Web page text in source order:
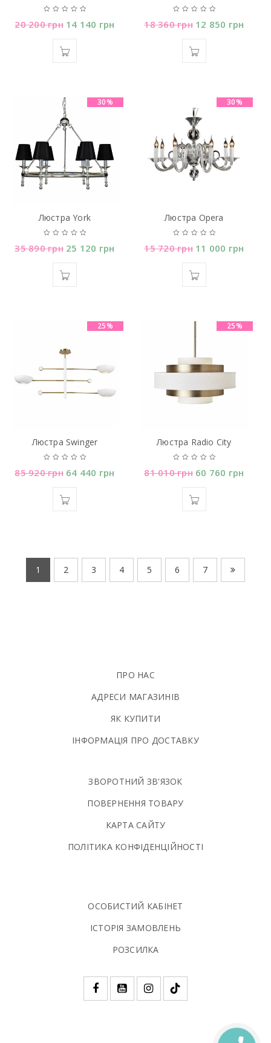
20 200грн 14 140 грн 18 360грн 12 850 грн
30%
Люстра York
35 890грн 25 120 грн
30%
Люстра Opera
15 720грн 11 000 грн
25%
Люстра Swinger
85 920грн 64 440 грн
25%
Люстра Radio City
81 010грн 60 760 грн
1 2 3 4 5 6 7
ПРО НАС
АДРЕСИ МАГАЗИНІВ
ЯК КУПИТИ
ІНФОРМАЦІЯ ПРО ДОСТАВКУ
ЗВОРОТНИЙ ЗВ'ЯЗОК
ПОВЕРНЕННЯ ТОВАРУ
КАРТА САЙТУ
ПОЛIТИКА КОНФIДЕНЦIЙНОСТI
ОСОБИСТИЙ КАБІНЕТ
ІСТОРІЯ ЗАМОВЛЕНЬ
РОЗСИЛКА